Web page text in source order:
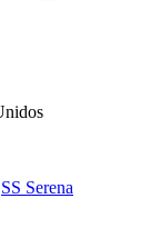
SS Serena